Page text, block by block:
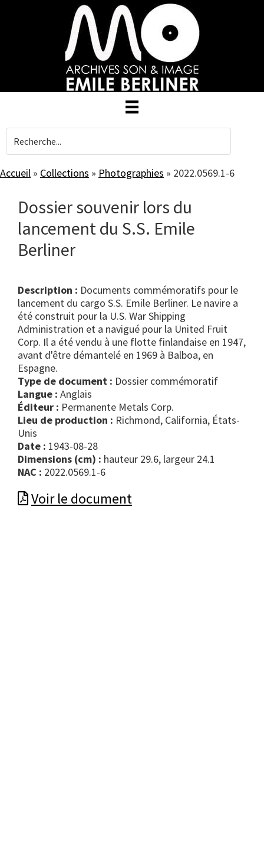
Accueil » Collections » Photographies » 2022.0569.1-6
Dossier souvenir lors du
lancement du S.S. Emile
Berliner
Description : Documents commémoratifs pour le
lancement du cargo S.S. Emile Berliner. Le navire a
été construit pour la U.S. War Shipping
Administration et a navigué pour la United Fruit
Corp. Il a été vendu à une flotte finlandaise en 1947,
avant d'être démantelé en 1969 à Balboa, en
Espagne.
Type de document :
dossier commémoratif
Langue : Anglais
Éditeur : Permanente Metals Corp.
Lieu de production : Richmond, California, États-
Unis
Date : 1943-08-28
Dimensions (cm) : hauteur 29.6, largeur 24.1
NAC : 2022.0569.1-6
Voir le document